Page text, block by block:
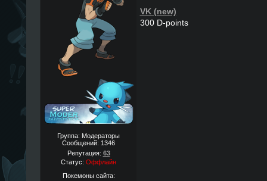
Группа: Модераторы
Сообщений: 1346
Репутация: 63
Статус: Оффлайн
Покемоны сайта:
VK (new)
300 D-points